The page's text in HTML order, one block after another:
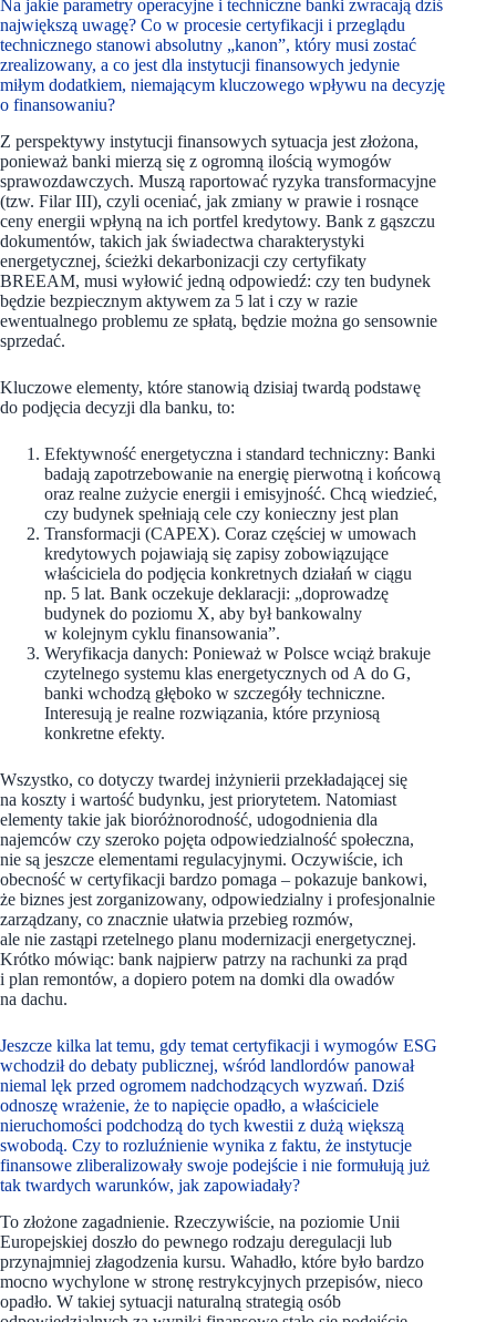
Na jakie parametry operacyjne i techniczne banki zwracają dziś
największą uwagę? Co w procesie certyfikacji i przeglądu
technicznego stanowi absolutny „kanon”, który musi zostać
zrealizowany, a co jest dla instytucji finansowych jedynie
miłym dodatkiem, niemającym kluczowego wpływu na decyzję
o finansowaniu?
Z perspektywy instytucji finansowych sytuacja jest złożona,
ponieważ banki mierzą się z ogromną ilością wymogów
sprawozdawczych. Muszą raportować ryzyka transformacyjne
(tzw. Filar III), czyli oceniać, jak zmiany w prawie i rosnące
ceny energii wpłyną na ich portfel kredytowy. Bank z gąszczu
dokumentów, takich jak świadectwa charakterystyki
energetycznej, ścieżki dekarbonizacji czy certyfikaty
BREEAM, musi wyłowić jedną odpowiedź: czy ten budynek
będzie bezpiecznym aktywem za 5 lat i czy w razie
ewentualnego problemu ze spłatą, będzie można go sensownie
sprzedać.
Kluczowe elementy, które stanowią dzisiaj twardą podstawę
do podjęcia decyzji dla banku, to:
Efektywność energetyczna i standard techniczny: Banki
badają zapotrzebowanie na energię pierwotną i końcową
oraz realne zużycie energii i emisyjność. Chcą wiedzieć,
czy budynek spełniają cele czy konieczny jest plan
Transformacji (CAPEX). Coraz częściej w umowach
kredytowych pojawiają się zapisy zobowiązujące
właściciela do podjęcia konkretnych działań w ciągu
np. 5 lat. Bank oczekuje deklaracji: „doprowadzę
budynek do poziomu X, aby był bankowalny
w kolejnym cyklu finansowania”.
Weryfikacja danych: Ponieważ w Polsce wciąż brakuje
czytelnego systemu klas energetycznych od A do G,
banki wchodzą głęboko w szczegóły techniczne.
Interesują je realne rozwiązania, które przyniosą
konkretne efekty.
Wszystko, co dotyczy twardej inżynierii przekładającej się
na koszty i wartość budynku, jest priorytetem. Natomiast
elementy takie jak bioróżnorodność, udogodnienia dla
najemców czy szeroko pojęta odpowiedzialność społeczna,
nie są jeszcze elementami regulacyjnymi. Oczywiście, ich
obecność w certyfikacji bardzo pomaga – pokazuje bankowi,
że biznes jest zorganizowany, odpowiedzialny i profesjonalnie
zarządzany, co znacznie ułatwia przebieg rozmów,
ale nie zastąpi rzetelnego planu modernizacji energetycznej.
Krótko mówiąc: bank najpierw patrzy na rachunki za prąd
i plan remontów, a dopiero potem na domki dla owadów
na dachu.
Jeszcze kilka lat temu, gdy temat certyfikacji i wymogów ESG
wchodził do debaty publicznej, wśród landlordów panował
niemal lęk przed ogromem nadchodzących wyzwań. Dziś
odnoszę wrażenie, że to napięcie opadło, a właściciele
nieruchomości podchodzą do tych kwestii z dużą większą
swobodą. Czy to rozluźnienie wynika z faktu, że instytucje
finansowe zliberalizowały swoje podejście i nie formułują już
tak twardych warunków, jak zapowiadały?
To złożone zagadnienie. Rzeczywiście, na poziomie Unii
Europejskiej doszło do pewnego rodzaju deregulacji lub
przynajmniej złagodzenia kursu. Wahadło, które było bardzo
mocno wychylone w stronę restrykcyjnych przepisów, nieco
opadło. W takiej sytuacji naturalną strategią osób